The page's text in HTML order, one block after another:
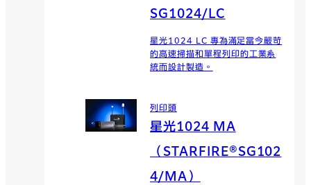
SG1024/LC
星光1024 LC 專為滿足當今嚴苛
的高速掃描和單程列印的工業系
統而設計製造。
列印頭
星光1024 MA
（STARFIRE®SG102
4/MA）